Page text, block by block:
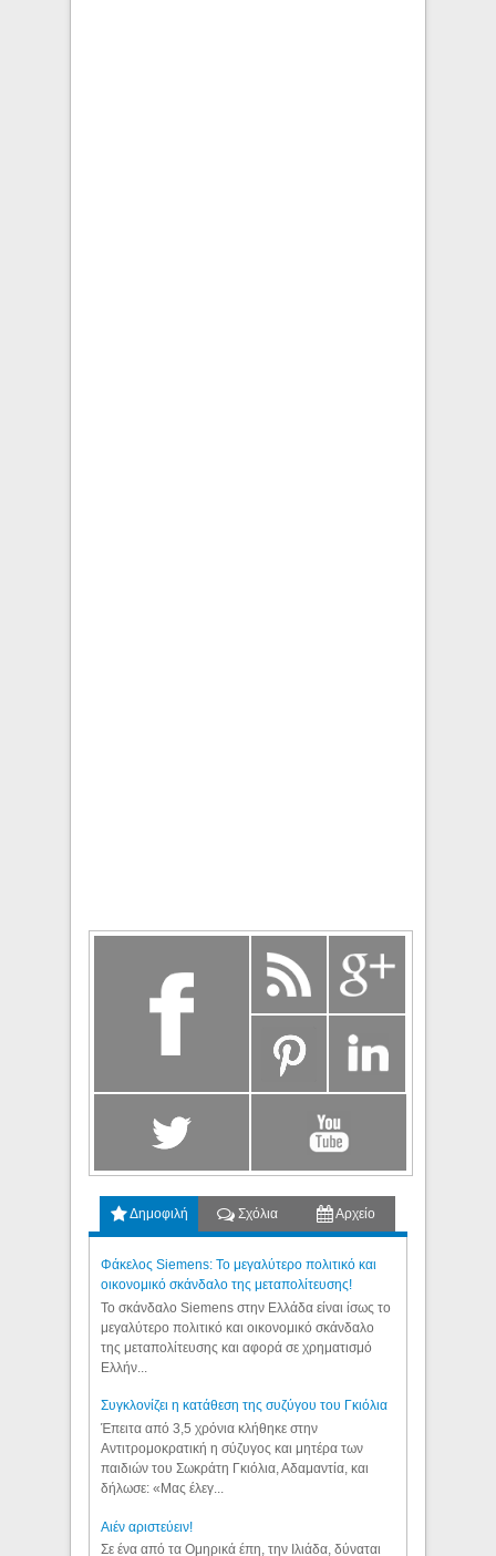
Δημοφιλή Σχόλια Αρχείο
Φάκελος Siemens: Το μεγαλύτερο πολιτικό και
οικονομικό σκάνδαλο της μεταπολίτευσης!
Το σκάνδαλο Siemens στην Ελλάδα είναι ίσως το
μεγαλύτερο πολιτικό και οικονομικό σκάνδαλο
της μεταπολίτευσης και αφορά σε χρηματισμό
Ελλήν...
Συγκλονίζει η κατάθεση της συζύγου του Γκιόλια
Έπειτα από 3,5 χρόνια κλήθηκε στην
Αντιτρομοκρατική η σύζυγος και μητέρα των
παιδιών του Σωκράτη Γκιόλια, Αδαμαντία, και
δήλωσε: «Μας έλεγ...
Aιέν αριστεύειν!
Σε ένα από τα Ομηρικά έπη, την Ιλιάδα, δύναται